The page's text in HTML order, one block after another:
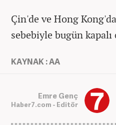
Çin'de ve Hong
sebebiyle bugün kapalı
KAYNAK : AA
Emre Genç
Haber7.com - Editör